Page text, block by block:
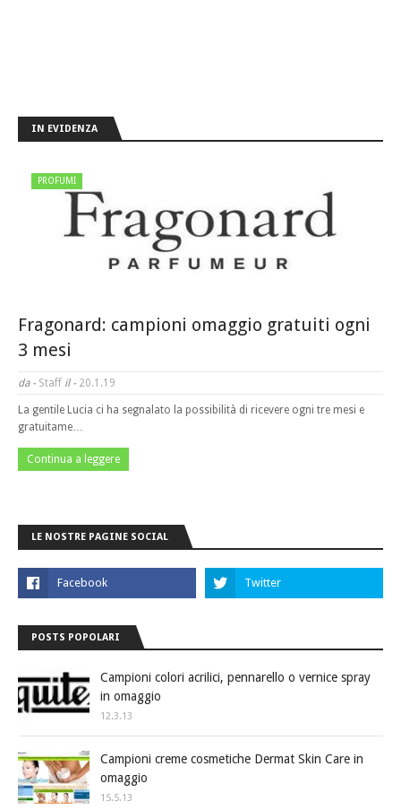
IN EVIDENZA
PROFUMI
Fragonard: campioni omaggio gratuiti ogni
3 mesi
da - Staff il - 20.1.19
La gentile Lucia ci ha segnalato la possibilità di ricevere ogni tre mesi e
gratuitame…
Continua a leggere
LE NOSTRE PAGINE SOCIAL
POSTS POPOLARI
Campioni colori acrilici, pennarello o vernice spray
in omaggio
12.3.13
Campioni creme cosmetiche Dermat Skin Care in
omaggio
15.5.13